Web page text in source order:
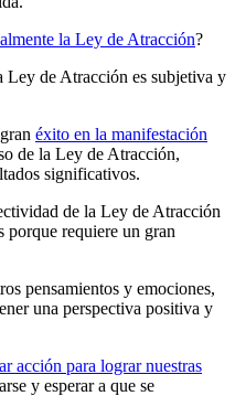
la Ley de Atracción?
Ley de Atracción es subjetiva y
éxito en la manifestación
de la Ley de Atracción,
significativos.
de la Ley de Atracción
porque requiere un gran
pensamientos y emociones,
una perspectiva positiva y
acción para lograr nuestras
y esperar a que se